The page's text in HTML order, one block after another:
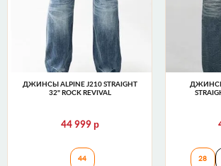
ДЖИНСЫ ALPINE J210 STRAIGHT
32" ROCK REVIVAL
44 999 р
Джинсы ALPINE J210
44
ДЖИНСЫ
28